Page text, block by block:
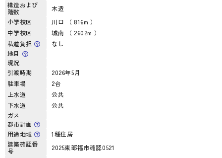
構造および
階数
木造
小学校区
川口 （ 816m ）
中学校区
城南 （ 2602m ）
私道負担
なし
地目
現況
引渡時期
2026年5月
駐車場
2台
上水道
公共
下水道
公共
ガス
都市計画
用途地域
1種住居
建築確認番
号
2025東部福市確認0521